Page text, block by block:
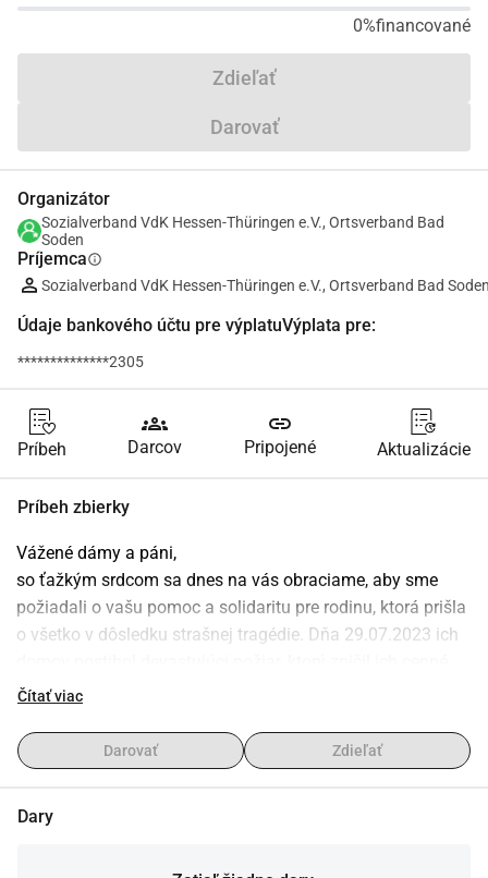
0%financované
Zdieľať
Darovať
Organizátor
Sozialverband VdK Hessen-Thüringen e.V., Ortsverband Bad
Soden
Príjemcainfo
Sozialverband VdK Hessen-Thüringen e.V., Ortsverband Bad
Údaje bankového účtu pre výplatuVýplata pre:
**************2305
Príbeh
groups
Darcov
link
Pripojené Aktualizácie
Príbeh zbierky
Vážené dámy a páni,
so ťažkým srdcom sa dnes na vás obraciame, aby sme
požiadali o vašu pomoc a solidaritu pre rodinu, ktorá prišla
o všetko v dôsledku strašnej tragédie. Dňa 29.07.2023 ich
spomienky, majetok a predovšetkým ich bezpečnosť. V
poskytnúť im podporu v núdzi a priniesť im iskru nádeje do
ich života.
Dotknutá rodina (s tromi malými deťmi, matka je ťažko
Čítať viac
Darovať Zdieľať
Dary